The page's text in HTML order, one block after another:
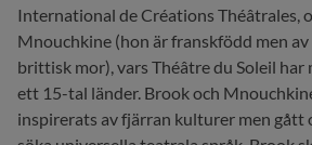
International de Créations Théâtrales,
Mnouchkine (hon är franskfödd men av
brittisk mor), vars Théâtre du Soleil har
ett 15-tal länder. Brook och
inspirerats av fjärran kulturer men gått